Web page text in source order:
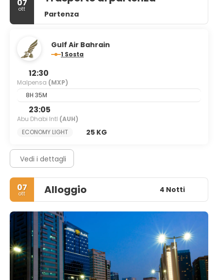
07
ott
Partenza
Gulf Air Bahrain
1 Sosta
12:30
Malpensa (MXP)
8H 35M
23:05
Abu Dhabi Intl (AUH)
ECONOMY LIGHT
25 KG
Vedi i dettagli
07
ott Alloggio 4 Notti